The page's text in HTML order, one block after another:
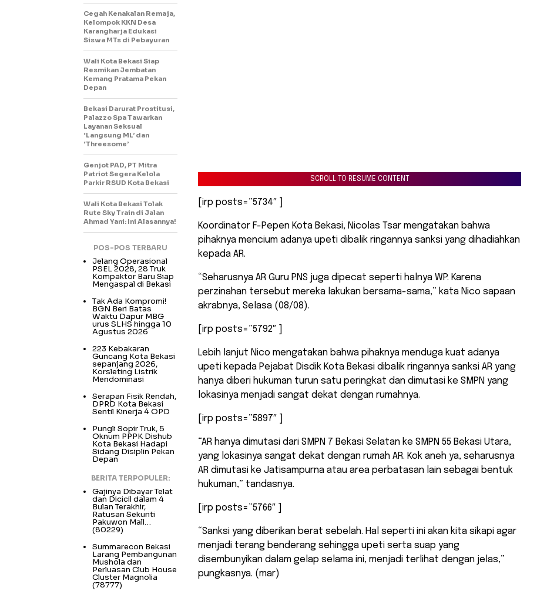
SCROLL TO RESUME CONTENT
[irp posts=”5734″ ]
Koordinator F-Pepen Kota Bekasi, Nicolas Tsar mengatakan bahwa
pihaknya mencium adanya upeti dibalik ringannya sanksi yang dihadiahkan
kepada AR.
“Seharusnya AR Guru PNS juga dipecat seperti halnya WP. Karena
perzinahan tersebut mereka lakukan bersama-sama,” kata Nico sapaan
akrabnya, Selasa (08/08).
[irp posts=”5792″ ]
Lebih lanjut Nico mengatakan bahwa pihaknya menduga kuat adanya
upeti kepada Pejabat Disdik Kota Bekasi dibalik ringannya sanksi AR yang
hanya diberi hukuman turun satu peringkat dan dimutasi ke SMPN yang
lokasinya menjadi sangat dekat dengan rumahnya.
[irp posts=”5897″ ]
“AR hanya dimutasi dari SMPN 7 Bekasi Selatan ke SMPN 55 Bekasi Utara,
yang lokasinya sangat dekat dengan rumah AR. Kok aneh ya, seharusnya
AR dimutasi ke Jatisampurna atau area perbatasan lain sebagai bentuk
hukuman,” tandasnya.
[irp posts=”5766″ ]
“Sanksi yang diberikan berat sebelah. Hal seperti ini akan kita sikapi agar
menjadi terang benderang sehingga upeti serta suap yang
disembunyikan dalam gelap selama ini, menjadi terlihat dengan jelas,”
pungkasnya. (mar)
Cegah Kenakalan Remaja,
Kelompok KKN Desa
Karangharja Edukasi
Siswa MTs di Pebayuran
Wali Kota Bekasi Siap
Resmikan Jembatan
Kemang Pratama Pekan
Depan
Bekasi Darurat Prostitusi,
Palazzo Spa Tawarkan
Layanan Seksual
‘Langsung ML’ dan
‘Threesome’
Genjot PAD, PT Mitra
Patriot Segera Kelola
Parkir RSUD Kota Bekasi
Wali Kota Bekasi Tolak
Rute Sky Train di Jalan
Ahmad Yani: Ini Alasannya!
POS-POS TERBARU
Jelang Operasional
PSEL 2028, 28 Truk
Kompaktor Baru Siap
Mengaspal di Bekasi
Tak Ada Kompromi!
BGN Beri Batas
Waktu Dapur MBG
urus SLHS hingga 10
Agustus 2026
223 Kebakaran
Guncang Kota Bekasi
sepanjang 2026,
Korsleting Listrik
Mendominasi
Serapan Fisik Rendah,
DPRD Kota Bekasi
Sentil Kinerja 4 OPD
Pungli Sopir Truk, 5
Oknum PPPK Dishub
Kota Bekasi Hadapi
Sidang Disiplin Pekan
Depan
BERITA TERPOPULER:
Gajinya Dibayar Telat
dan Dicicil dalam 4
Bulan Terakhir,
Ratusan Sekuriti
Pakuwon Mall…
(80229)
Summarecon Bekasi
Larang Pembangunan
Mushola dan
Perluasan Club House
Cluster Magnolia
(78777)